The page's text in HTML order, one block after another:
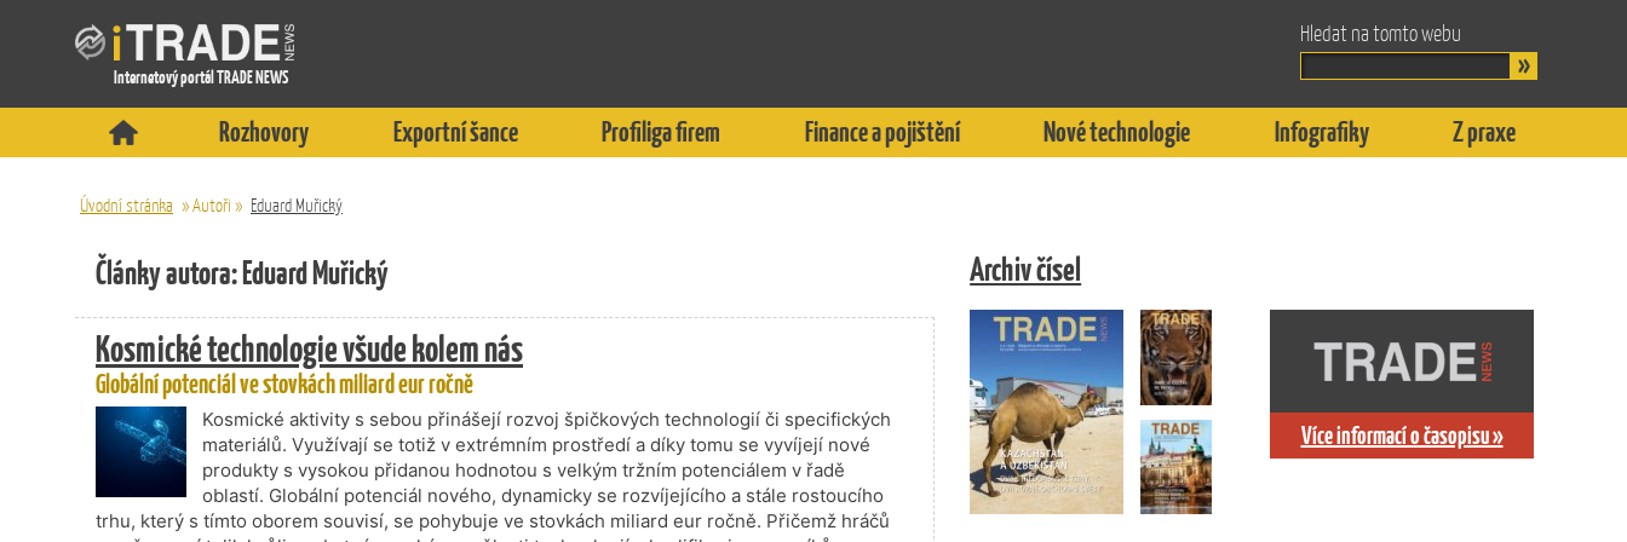
Internetový portál TRADE NEWS
Hledat na tomto webu
Rozhovory Exportní šance Profiliga firem Finance a pojištění Nové technologie Infografiky Z praxe
Úvodní stránka »Autoři » Eduard Muřický
Články autora: Eduard Muřický
Kosmické technologie všude kolem nás
Globální potenciál ve stovkách miliard eur ročně
Kosmické aktivity s sebou přinášejí rozvoj špičkových technologií či specifických
materiálů. Využívají se totiž v extrémním prostředí a díky tomu se vyvíjejí nové
produkty s vysokou přidanou hodnotou s velkým tržním potenciálem v řadě
oblastí. Globální potenciál nového, dynamicky se rozvíjejícího a stále rostoucího
trhu, který s tímto oborem souvisí, se pohybuje ve stovkách miliard eur ročně. Přičemž hráčů
Archiv čísel
Více informací o časopisu »